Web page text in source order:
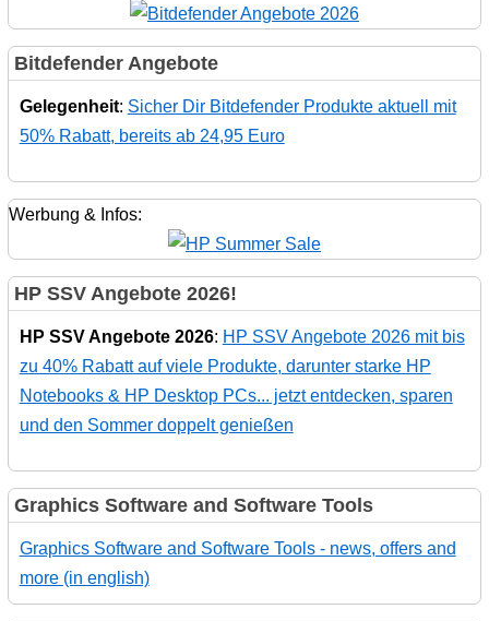
Bitdefender Angebote
Gelegenheit: Sicher Dir Bitdefender Produkte aktuell mit
50% Rabatt, bereits ab 24,95 Euro
Werbung & Infos:
HP SSV Angebote 2026!
HP SSV Angebote 2026: HP SSV Angebote 2026 mit bis
zu 40% Rabatt auf viele Produkte, darunter starke HP
Notebooks & HP Desktop PCs... jetzt entdecken, sparen
und den Sommer doppelt genießen
Graphics Software and Software Tools
Graphics Software and Software Tools - news, offers and
more (in english)